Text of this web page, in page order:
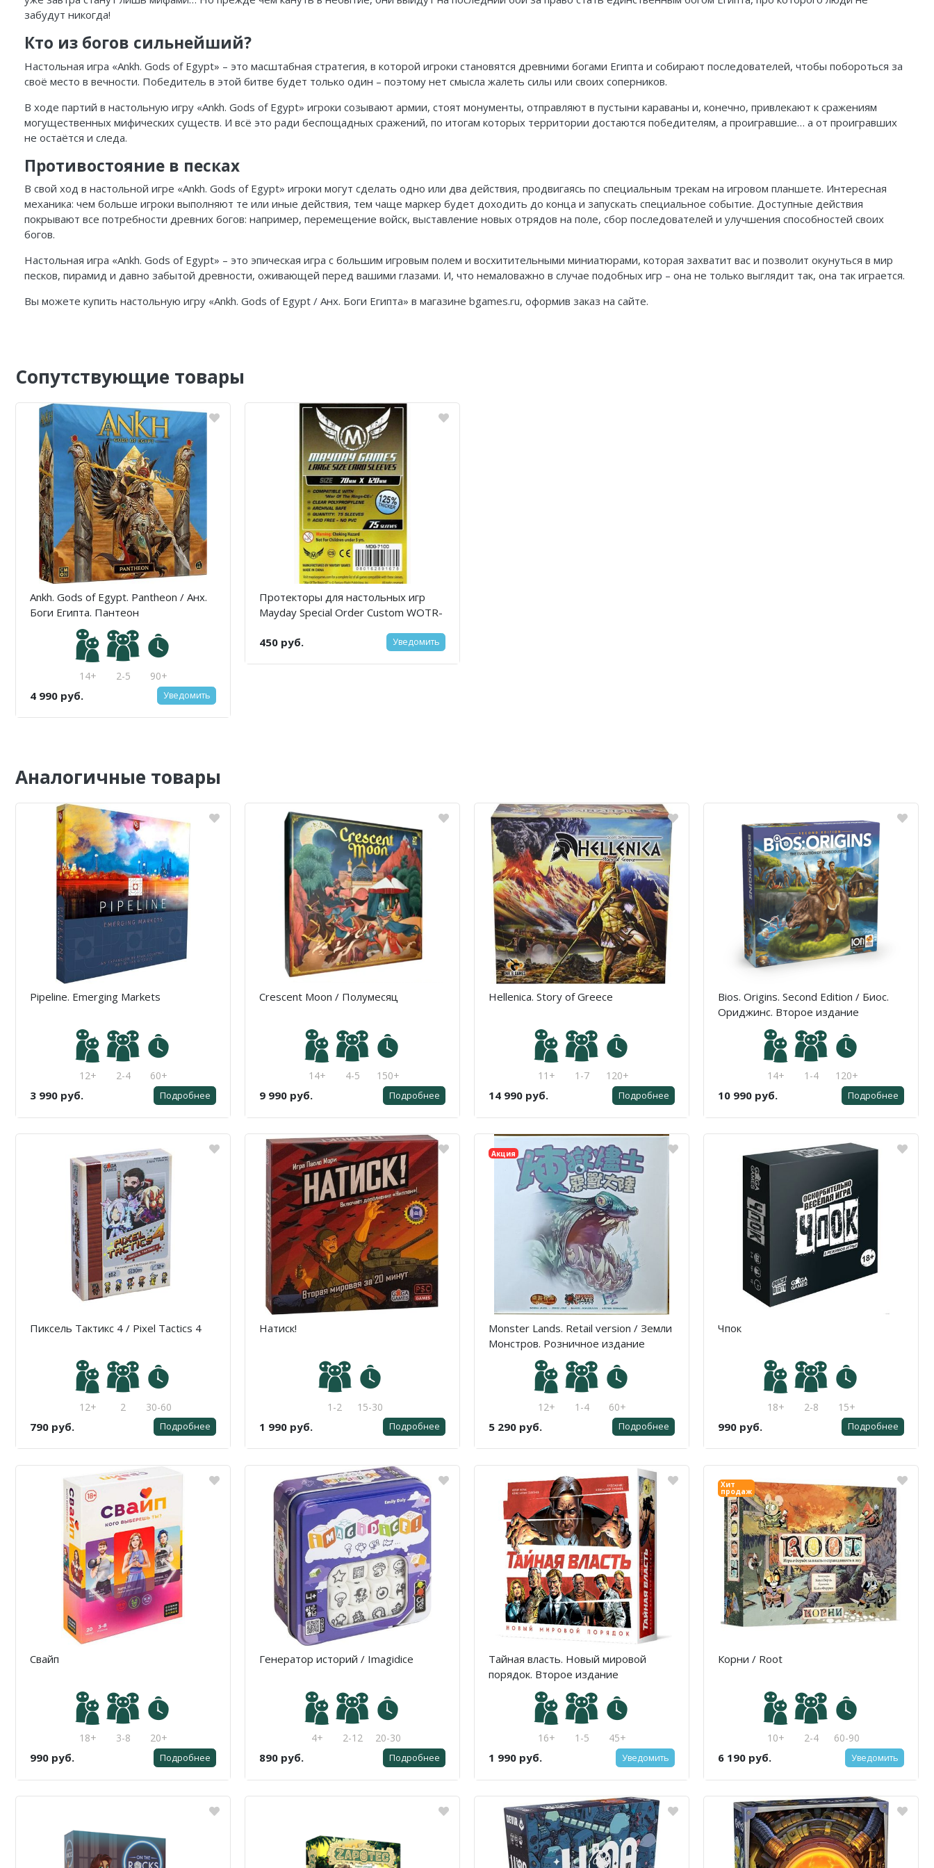
забудут никогда!
Кто из богов сильнейший?
Настольная игра «Ankh. Gods of Egypt» – это масштабная стратегия, в которой игроки становятся древними богами Египта и собирают последователей, чтобы побороться за
своё место в вечности. Победитель в этой битве будет только один – поэтому нет смысла жалеть силы или своих соперников.
В ходе партий в настольную игру «Ankh. Gods of Egypt» игроки созывают армии, стоят монументы, отправляют в пустыни караваны и, конечно, привлекают к сражениям
могущественных мифических существ. И всё это ради беспощадных сражений, по итогам которых территории достаются победителям, а проигравшие… а от проигравших
не остаётся и следа.
Противостояние в песках
В свой ход в настольной игре «Ankh. Gods of Egypt» игроки могут сделать одно или два действия, продвигаясь по специальным трекам на игровом планшете. Интересная
механика: чем больше игроки выполняют те или иные действия, тем чаще маркер будет доходить до конца и запускать специальное событие. Доступные действия
покрывают все потребности древних богов: например, перемещение войск, выставление новых отрядов на поле, сбор последователей и улучшения способностей своих
богов.
Настольная игра «Ankh. Gods of Egypt» – это эпическая игра с большим игровым полем и восхитительными миниатюрами, которая захватит вас и позволит окунуться в мир
песков, пирамид и давно забытой древности, оживающей перед вашими глазами. И, что немаловажно в случае подобных игр – она не только выглядит так, она так играется.
Вы можете купить настольную игру «Ankh. Gods of Egypt / Анх. Боги Египта» в магазине bgames.ru, оформив заказ на сайте.
Сопутствующие товары
Ankh. Gods of Egypt. Pantheon / Анх.
Боги Египта. Пантеон
14+ 2-5 90+
4 990 руб. Уведомить
Протекторы для настольных игр
Mayday Special Order Custom WOTR-
450 руб.
Уведомить
Аналогичные товары
Pipeline. Emerging Markets
12+ 2-4 60+
3 990 руб. Подробнее
Crescent Moon / Полумесяц
14+ 4-5 150+
9 990 руб. Подробнее
Hellenica. Story of Greece
11+ 1-7 120+
14 990 руб. Подробнее
Bios. Origins. Second Edition / Биос.
Ориджинс. Второе издание
14+ 1-4 120+
10 990 руб. Подробнее
Пиксель Тактикс 4 / Pixel Tactics 4
12+ 2 30-60
790 руб. Подробнее
Натиск!
1-2 15-30
1 990 руб. Подробнее
Акция
Monster Lands. Retail version / Земли
Монстров. Розничное издание
12+ 1-4 60+
5 290 руб. Подробнее
Чпок
18+ 2-8 15+
990 руб. Подробнее
Свайп
18+ 3-8 20+
990 руб. Подробнее
Генератор историй / Imagidice
4+ 2-12 20-30
890 руб. Подробнее
Тайная власть. Новый мировой
порядок. Второе издание
16+ 1-5 45+
1 990 руб. Уведомить
Хит
продаж
Корни / Root
10+ 2-4 60-90
6 190 руб. Уведомить